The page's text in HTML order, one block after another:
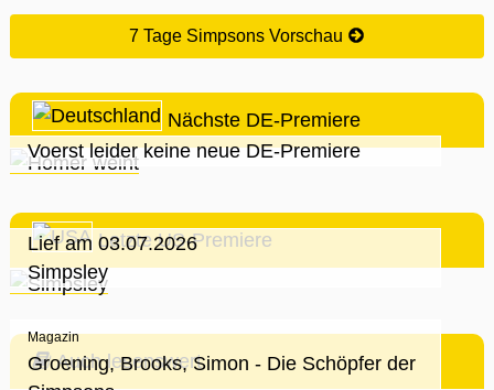
7 Tage Simpsons Vorschau
Nächste DE-Premiere
Voerst leider keine neue DE-Premiere
Letzte US-Premiere
Lief am 03.07.2026
Simpsley
Auch lesenswert
Magazin
Groening, Brooks, Simon - Die Schöpfer der